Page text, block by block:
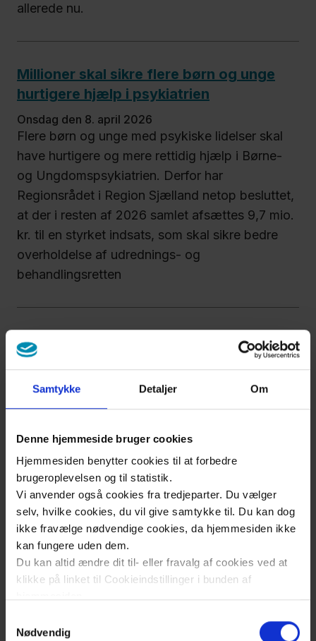
Samtykke Detaljer Om
Denne hjemmeside bruger cookies
Hjemmesiden benytter cookies til at forbedre
brugeroplevelsen og til statistik.
Vi anvender også cookies fra tredjeparter. Du vælger
selv, hvilke cookies, du vil give samtykke til. Du kan dog
ikke fravælge nødvendige cookies, da hjemmesiden ikke
kan fungere uden dem.
Du kan altid ændre dit til- eller fravalg af cookies ved at
klikke på linket til Cookieindstillinger i bunden af
Læs mere om brugen af cookies på vores hjemmeside
Nødvendig
allerede nu.
Millioner skal sikre flere børn og unge
hurtigere hjælp i psykiatrien
onsdag den 8. april 2026
Flere børn og unge med psykiske lidelser skal
have hurtigere og mere rettidig hjælp i Børne-
og Ungdomspsykiatrien. Derfor har
Regionsrådet i Region Sjælland netop besluttet,
at der i resten af 2026 samlet afsættes 9,7 mio.
kr. til en styrket indsats, som skal sikre bedre
overholdelse af udrednings- og
behandlingsretten
Region Sjælland udvider åbningstiderne i
lægevagten i Ringsted
onsdag den 8. april 2026
flere nemmere adgang til lægehjælp lokalt og
tæt på eget hjem.
Flere skal kunne behandles i eget hjem
onsdag den 8. april 2026
Et økonomisk million-rygstød skal give flere
patienter mulighed for at blive indlagt hjemme i
på sigt i hele Region Østdanmark.